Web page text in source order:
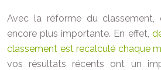
Avec la réforme du classement,
encore plus importante. En effet,
classement est recalculé chaque
vos résultats récents ont un